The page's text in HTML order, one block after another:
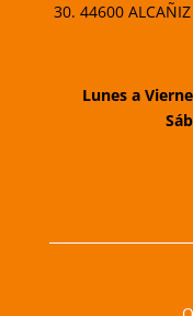
30. 44600
Lunes a